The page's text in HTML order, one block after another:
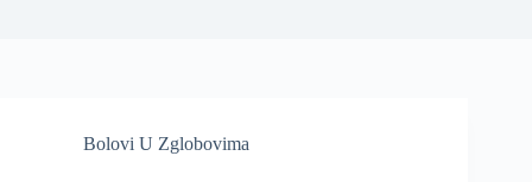
Bolovi U Zglobovima